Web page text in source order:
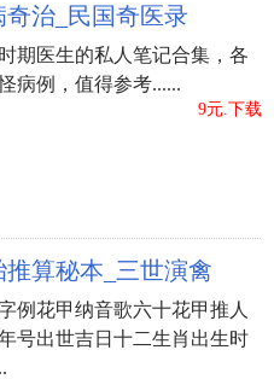
奇治_民国奇医录
期医生的私人笔记合集，各
病例，值得参考......
9元.下载
推算秘本_三世演禽
例花甲纳音歌六十花甲推人
号出世吉日十二生肖出生时